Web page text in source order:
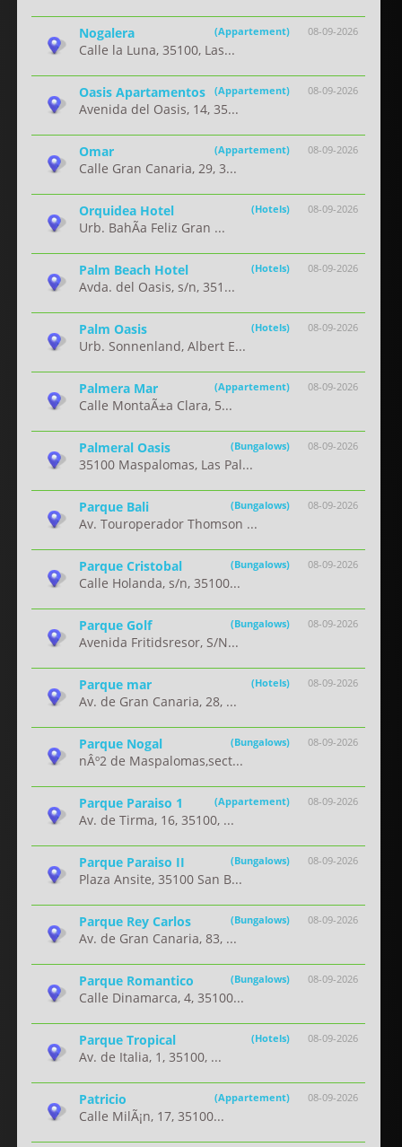
08-09-2026
Nogalera (Appartement)
Calle la Luna, 35100, Las...
08-09-2026
Oasis Apartamentos (Appartement)
Avenida del Oasis, 14, 35...
08-09-2026
Omar (Appartement)
Calle Gran Canaria, 29, 3...
08-09-2026
Orquidea Hotel (Hotels)
Urb. BahÃ­a Feliz Gran ...
08-09-2026
Palm Beach Hotel (Hotels)
Avda. del Oasis, s/n, 351...
08-09-2026
Palm Oasis (Hotels)
Urb. Sonnenland, Albert E...
08-09-2026
Palmera Mar (Appartement)
Calle MontaÃ±a Clara, 5...
08-09-2026
Palmeral Oasis (Bungalows)
35100 Maspalomas, Las Pal...
08-09-2026
Parque Bali (Bungalows)
Av. Touroperador Thomson ...
08-09-2026
Parque Cristobal (Bungalows)
Calle Holanda, s/n, 35100...
08-09-2026
Parque Golf (Bungalows)
Avenida Fritidsresor, S/N...
08-09-2026
Parque mar (Hotels)
Av. de Gran Canaria, 28, ...
08-09-2026
Parque Nogal (Bungalows)
nÂº2 de Maspalomas,sect...
08-09-2026
Parque Paraiso 1 (Appartement)
Av. de Tirma, 16, 35100, ...
08-09-2026
Parque Paraiso II (Bungalows)
Plaza Ansite, 35100 San B...
08-09-2026
Parque Rey Carlos (Bungalows)
Av. de Gran Canaria, 83, ...
08-09-2026
Parque Romantico (Bungalows)
Calle Dinamarca, 4, 35100...
08-09-2026
Parque Tropical (Hotels)
Av. de Italia, 1, 35100, ...
08-09-2026
Patricio (Appartement)
Calle MilÃ¡n, 17, 35100...